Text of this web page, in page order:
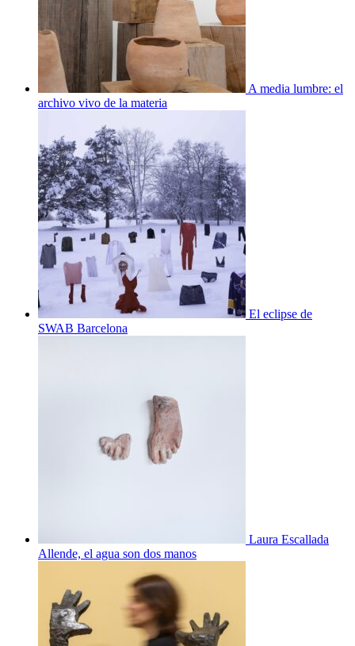
A media lumbre: el
archivo vivo de la materia
El eclipse de
SWAB Barcelona
Laura Escallada
Allende, el agua son dos manos